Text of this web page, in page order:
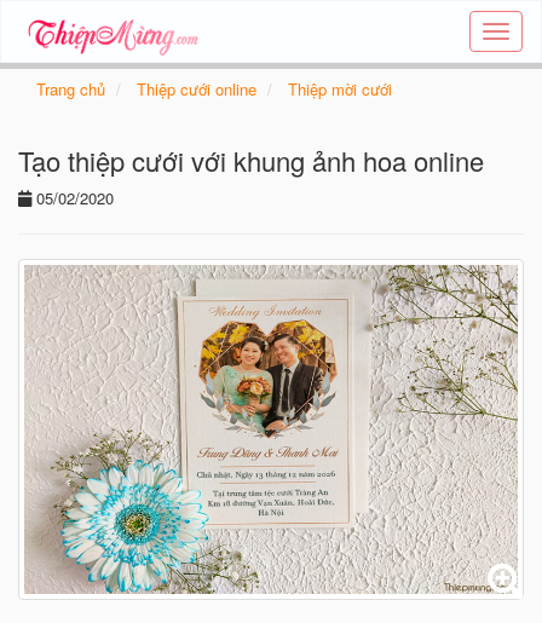
Tạo
thiệp
Trang chủ Thiệp cưới online Thiệp mời cưới
Tạo thiệp cưới với khung ảnh hoa online
05/02/2020